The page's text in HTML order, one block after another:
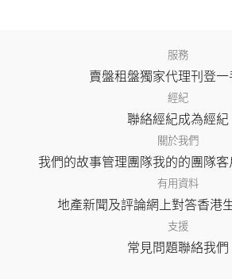
服務
賣盤租盤獨家代理刊登一
經紀
聯絡經紀成為經紀
關於我們
我們的故事管理團隊我的的團隊客
有用資料
地產新聞及評論網上對答香港
支援
常見問題聯絡我們